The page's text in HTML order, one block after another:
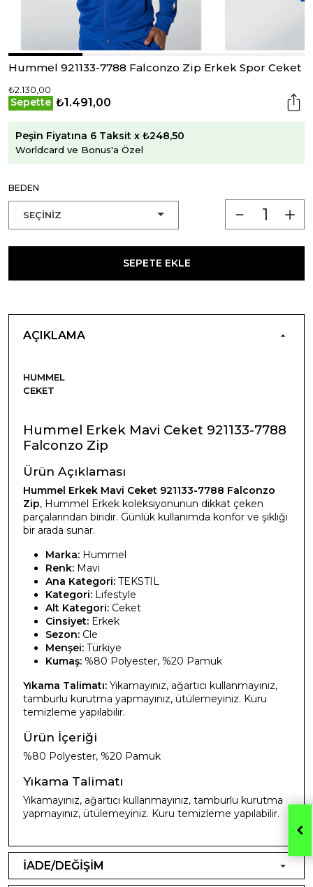
Hummel 921133-7788 Falconzo Zip Erkek Spor Ceket
₺2.130,00
Sepette ₺1.491,00
Peşin Fiyatına 6 Taksit x ₺248,50
Worldcard ve Bonus'a Özel
BEDEN
SEPETE EKLE
AÇIKLAMA
HUMMEL
CEKET
Hummel Erkek Mavi Ceket 921133-7788
Falconzo Zip
Ürün Açıklaması
Hummel Erkek Mavi Ceket 921133-7788 Falconzo
Zip, Hummel Erkek koleksiyonunun dikkat çeken
parçalarından biridir. Günlük kullanımda konfor ve şıklığı
bir arada sunar.
Marka: Hummel
Renk: Mavi
Ana Kategori: TEKSTIL
Kategori: Lifestyle
Alt Kategori: Ceket
Cinsiyet: Erkek
Sezon: Cle
Menşei: Türkiye
Kumaş: %80 Polyester, %20 Pamuk
Yıkama Talimatı: Yıkamayınız, ağartıcı kullanmayınız,
tamburlu kurutma yapmayınız, ütülemeyiniz. Kuru
temizleme yapılabilir.
Ürün İçeriği
%80 Polyester, %20 Pamuk
Yıkama Talimatı
Yıkamayınız, ağartıcı kullanmayınız, tamburlu kurutma
yapmayınız, ütülemeyiniz. Kuru temizleme yapılabilir.
İADE/DEĞİŞİM